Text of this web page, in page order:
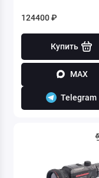
124400 ₽
Купить
MAX
Telegram